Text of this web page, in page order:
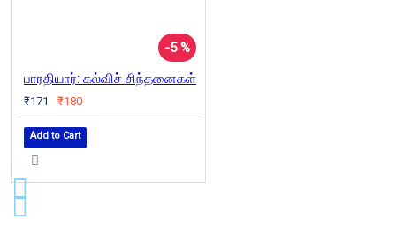
-5 %
பாரதியார்: கல்விச் சிந்தனைகள்
₹171 ₹180
Add to Cart